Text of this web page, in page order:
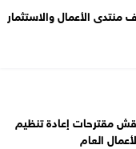
الأعمال والاستثمار
مقترحات إعادة تنظيم
العام